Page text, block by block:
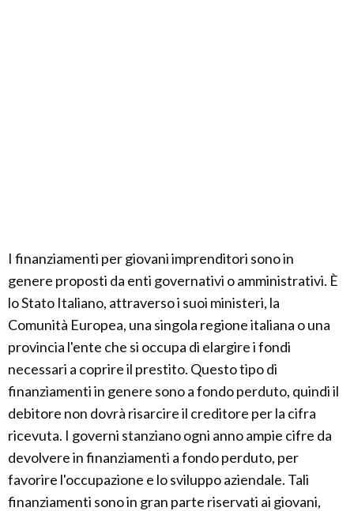
I finanziamenti per giovani imprenditori sono in
genere proposti da enti governativi o amministrativi. È
lo Stato Italiano, attraverso i suoi ministeri, la
Comunità Europea, una singola regione italiana o una
provincia l'ente che si occupa di elargire i fondi
necessari a coprire il prestito. Questo tipo di
finanziamenti in genere sono a fondo perduto, quindi il
debitore non dovrà risarcire il creditore per la cifra
ricevuta. I governi stanziano ogni anno ampie cifre da
devolvere in finanziamenti a fondo perduto, per
favorire l'occupazione e lo sviluppo aziendale. Tali
finanziamenti sono in gran parte riservati ai giovani,